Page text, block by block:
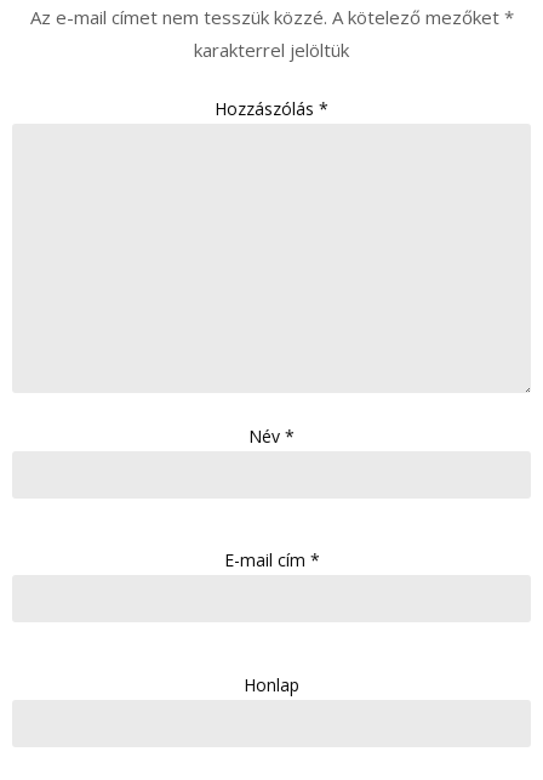
Az e-mail címet nem tesszük közzé. A kötelező mezőket *
karakterrel jelöltük
Hozzászólás *
Név *
E-mail cím *
Honlap